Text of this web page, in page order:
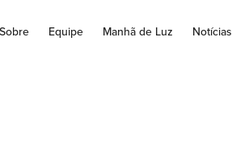
Sobre Equipe Manhã de Luz Notícias